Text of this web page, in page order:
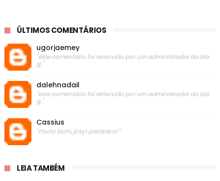
ÚLTIMOS COMENTÁRIOS
ugorjaemey
"este comentário foi removido por um administrador do blo
g."
dalehnadail
"este comentário foi removido por um administrador do blo
g."
Cassius
"muito bom, josy! parabéns!"
LEIA TAMBÉM